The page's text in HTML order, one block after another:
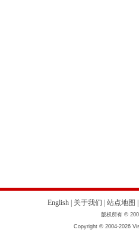
English 关于我们 站点地图
版权所有 ©
Copyright © 2004-2026